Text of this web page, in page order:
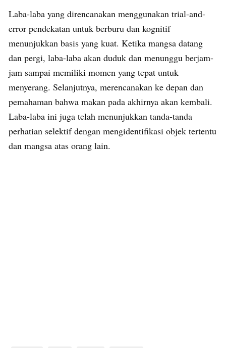
Laba-laba yang direncanakan menggunakan trial-and-
error pendekatan untuk berburu dan kognitif
menunjukkan basis yang kuat. Ketika mangsa datang
dan pergi, laba-laba akan duduk dan menunggu berjam-
jam sampai memiliki momen yang tepat untuk
menyerang. Selanjutnya, merencanakan ke depan dan
pemahaman bahwa makan pada akhirnya akan kembali.
Laba-laba ini juga telah menunjukkan tanda-tanda
perhatian selektif dengan mengidentifikasi objek tertentu
dan mangsa atas orang lain.